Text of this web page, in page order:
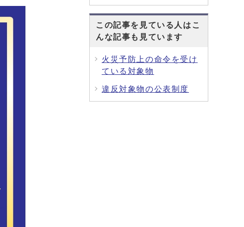
この記事を見ている人はこ
んな記事も見ています
火災予防上の命令を受け
ている対象物
違反対象物の公表制度